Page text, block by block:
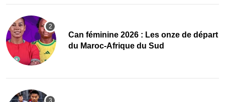
‎Can féminine 2026 : Les onze de départ
du Maroc-Afrique du Sud